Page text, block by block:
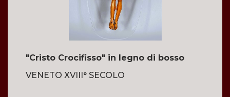
"Cristo Crocifisso" in legno di bosso
VENETO XVIII° SECOLO